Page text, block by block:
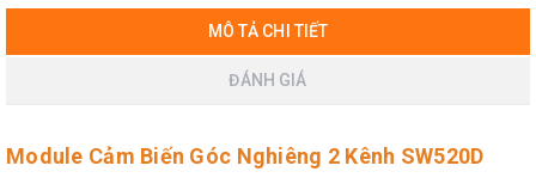
MÔ TẢ CHI TIẾT
ĐÁNH GIÁ
Module Cảm Biến Góc Nghiêng 2 Kênh SW520D